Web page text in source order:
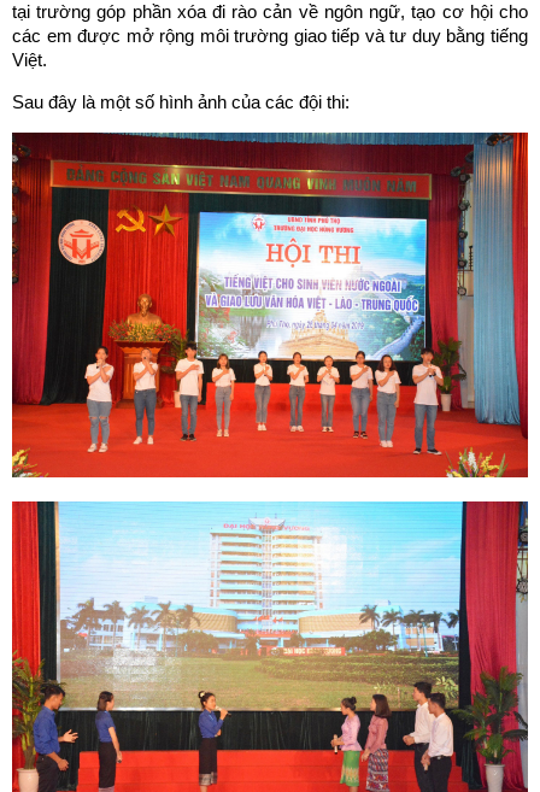
tại trường góp phần xóa đi rào cản về ngôn ngữ, tạo cơ hội cho
các em được mở rộng môi trường giao tiếp và tư duy bằng tiếng
Việt.
Sau đây là một số hình ảnh của các đội thi: